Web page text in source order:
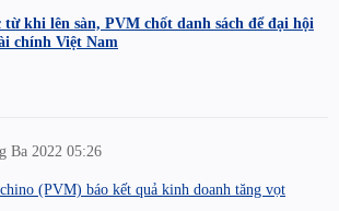
khi lên sàn, PVM chốt danh sách để đại hội
chính Việt Nam
Ba 2022 05:26
(PVM) báo kết quả kinh doanh tăng vọt